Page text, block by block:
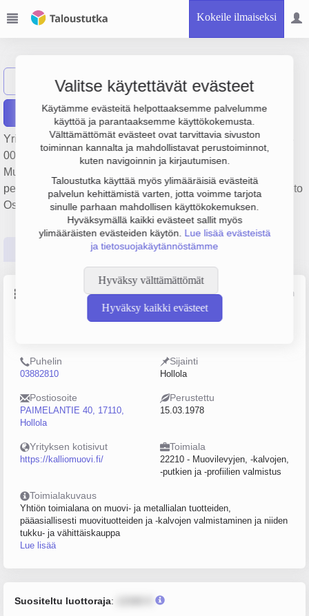
Kokeile ilmaiseksi
Valitse käytettävät evästeet
Käytämme evästeitä helpottaaksemme palvelumme
käyttöä ja parantaaksemme käyttökokemusta.
Välttämättömät evästeet ovat tarvittavia sivuston
toiminnan kannalta ja mahdollistavat perustoiminnot,
kuten navigoinnin ja kirjautumisen.
Taloustutka käyttää myös ylimääräisiä evästeitä
palvelun kehittämistä varten, jotta voimme tarjota
sinulle parhaan mahdollisen käyttökokemuksen.
Hyväksymällä kaikki evästeet sallit myös
ylimääräisten evästeiden käytön. Lue lisää evästeistä
ja tietosuojakäytännöstämme
Hyväksy välttämättömät
Hyväksy kaikki evästeet
Näytä haku Kalliomuovi Oy
Raportit
Yrityksen Kalliomuovi Oy liikevaihto on 4.4 milj. €, tulos 268
000 € ja henkilöstömäärä 11. Sen päätoimiala on
Muovilevyjen, -kalvojen, -putkien ja -profiilien valmistus,
perustamisvuosi 1978 ja sijainti Hollola. Yrityksen yhtiömuoto
Osakeyhtiö (OY).
Tilinpäätösluvut Päättäjätiedot
Perustiedot Lähde: YTJ, PRH, Traficom
Henkilöstömäärä
Puhelin
03882810
Sijainti
Hollola
Postiosoite
PAIMELANTIE 40, 17110,
Hollola
Perustettu
15.03.1978
Yrityksen kotisivut
https://kalliomuovi.fi/
Toimiala
22210 - Muovilevyjen, -kalvojen,
-putkien ja -profiilien valmistus
Toimialakuvaus
Yhtiön toimialana on muovi- ja metallialan tuotteiden,
pääasiallisesti muovituotteiden ja -kalvojen valmistaminen ja niiden
tukku- ja vähittäiskauppa
Lue lisää
Suositeltu luottoraja: